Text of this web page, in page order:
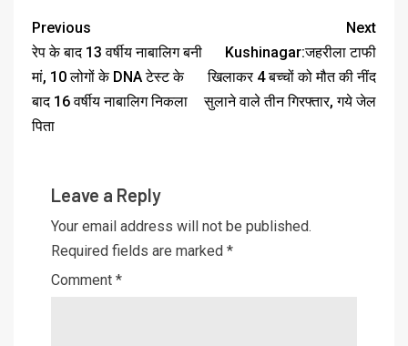
Previous
रेप के बाद 13 वर्षीय नाबालिग बनी
मां, 10 लोगों के DNA टेस्ट के
बाद 16 वर्षीय नाबालिग निकला
पिता
Next
Kushinagar:जहरीला टाफी
खिलाकर 4 बच्चों को मौत की नींद
सुलाने वाले तीन गिरफ्तार, गये जेल
Leave a Reply
Your email address will not be published.
Required fields are marked *
Comment *